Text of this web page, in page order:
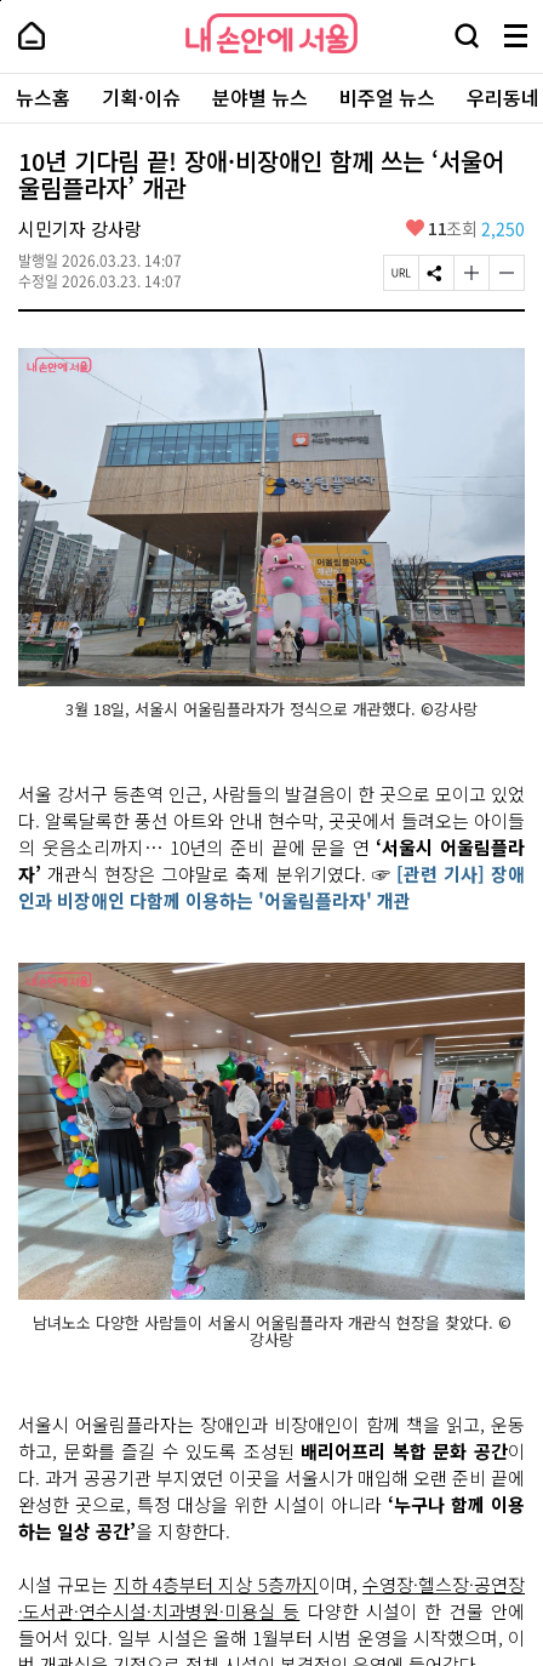
본
로
가
내
손
안
에
서
울
-
서
울
시
대
표
소
통
포
내
손
에
울
검
창
열
기
메
뉴
전
체
보
주
요
서
뉴스홈 기획·이슈 분야별 뉴스 비주얼 뉴스 우리동
10년 기다림 끝! 장애·비장애인 함께 쓰는 ‘서울어
울림플라자’ 개관
시민기자 강사랑
발행일 2026.03.23. 14:07
수정일 2026.03.23. 14:07
좋
요
11조회 2,250
페
이
U
S
N
공
글
자
기
글
자
기
3월 18일, 서울시 어울림플라자가 정식으로 개관했다. ©강사랑
서울 강서구 등촌역 인근, 사람들의 발걸음이 한 곳으로 모이고 있었
다. 알록달록한 풍선 아트와 안내 현수막, 곳곳에서 들려오는 아이들
의 웃음소리까지… 10년의 준비 끝에 문을 연 ‘서울시 어울림플라
자’ 개관식 현장은 그야말로 축제 분위기였다. ☞[관련 기사] 장애
인과 비장애인 다함께 이용하는 '어울림플라자' 개관
남녀노소 다양한 사람들이 서울시 어울림플라자 개관식 현장을 찾았다. ©
강사랑
서울시 어울림플라자는 장애인과 비장애인이 함께 책을 읽고, 운동
하고, 문화를 즐길 수 있도록 조성된 배리어프리 복합 문화 공간이
다. 과거 공공기관 부지였던 이곳을 서울시가 매입해 오랜 준비 끝에
완성한 곳으로, 특정 대상을 위한 시설이 아니라 ‘누구나 함께 이용
하는 일상 공간’을 지향한다.
시설 규모는 지하 4층부터 지상 5층까지이며,수영장·헬스장·공연장
·도서관·연수시설·치과병원·미용실 등 다양한 시설이 한 건물 안에
들어서 있다. 일부 시설은 올해 1월부터 시범 운영을 시작했으며, 이
페
상
단
로